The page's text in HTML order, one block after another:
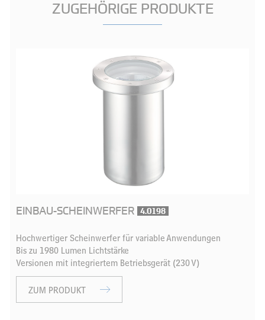
ZUGEHÖRIGE PRODUKTE
EINBAU-SCHEINWERFER 4.0198
Hochwertiger Scheinwerfer für variable Anwendungen
Bis zu 1980 Lumen Lichtstärke
Versionen mit integriertem Betriebsgerät (230 V)
ZUM PRODUKT